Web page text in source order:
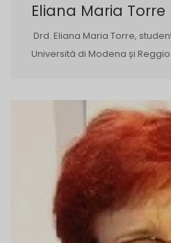
Eliana Maria Torre
Drd. Eliana Maria Torre,
Università di Modena și